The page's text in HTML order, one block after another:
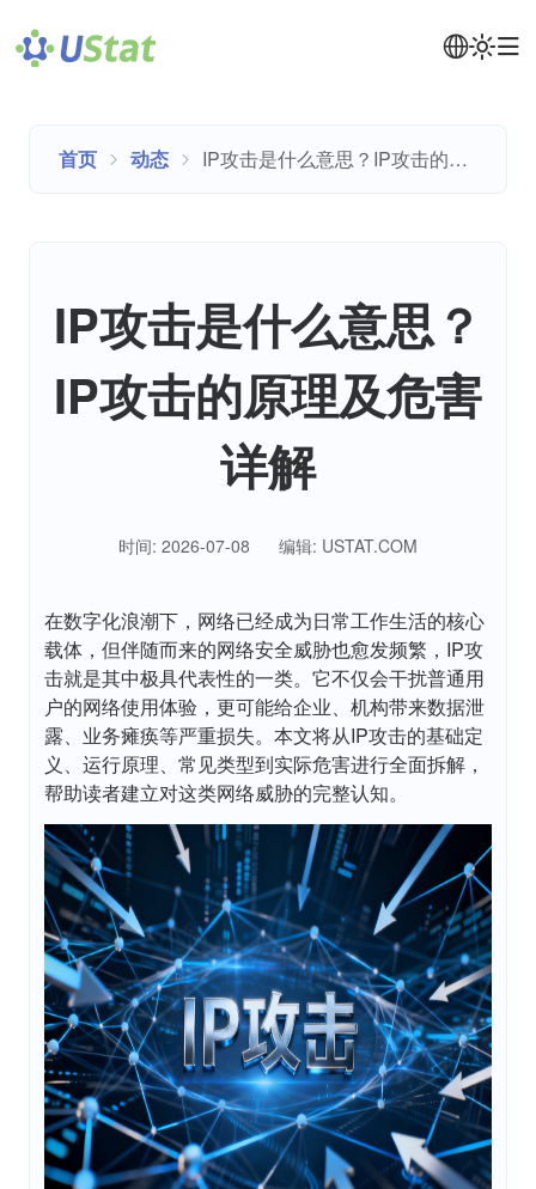
首页 动态 IP攻击是什么意思？IP攻击的原理及危害详解
IP攻击是什么意思？
IP攻击的原理及危害
详解
时间: 2026-07-08 编辑: USTAT.COM
在数字化浪潮下，网络已经成为日常工作生活的核心
载体，但伴随而来的网络安全威胁也愈发频繁，IP攻
击就是其中极具代表性的一类。它不仅会干扰普通用
户的网络使用体验，更可能给企业、机构带来数据泄
露、业务瘫痪等严重损失。本文将从IP攻击的基础定
义、运行原理、常见类型到实际危害进行全面拆解，
帮助读者建立对这类网络威胁的完整认知。